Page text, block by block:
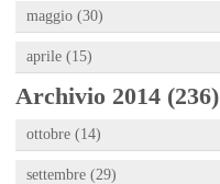
maggio (30)
aprile (15)
Archivio 2014 (236)
ottobre (14)
settembre (29)